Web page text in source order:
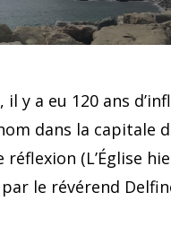
y a eu 120 ans
dans la capitale
(L’Église
le révérend